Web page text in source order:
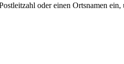
oder einen Ortsnamen